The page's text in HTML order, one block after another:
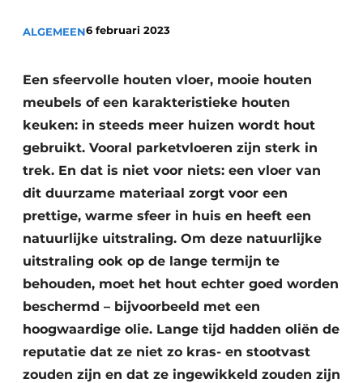
ALGEMEEN6 februari 2023
Een sfeervolle houten vloer, mooie houten
meubels of een karakteristieke houten
keuken: in steeds meer huizen wordt hout
gebruikt. Vooral parketvloeren zijn sterk in
trek. En dat is niet voor niets: een vloer van
dit duurzame materiaal zorgt voor een
prettige, warme sfeer in huis en heeft een
natuurlijke uitstraling. Om deze natuurlijke
uitstraling ook op de lange termijn te
behouden, moet het hout echter goed worden
beschermd – bijvoorbeeld met een
hoogwaardige olie. Lange tijd hadden oliën de
reputatie dat ze niet zo kras- en stootvast
zouden zijn en dat ze ingewikkeld zouden zijn